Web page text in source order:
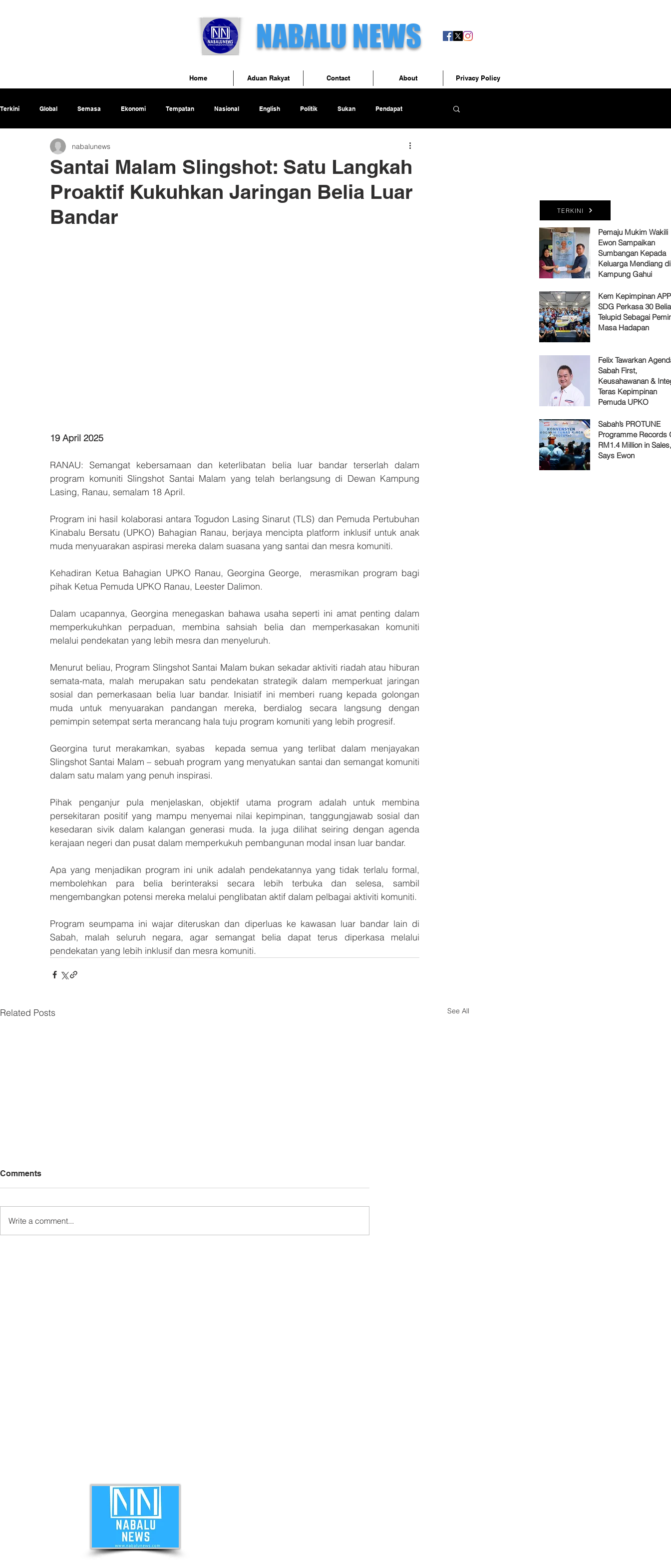
NABALU NEWS
Terkini Global Semasa Ekonomi Tempatan Nasional English Politik Sukan Pendapat
Santai Malam Slingshot: Satu Langkah
Proaktif Kukuhkan Jaringan Belia Luar
Bandar
nabalunews
19 April 2025
RANAU: Semangat kebersamaan dan keterlibatan belia luar bandar terserlah dalam
program komuniti Slingshot Santai Malam yang telah berlangsung di Dewan Kampung
Lasing, Ranau, semalam 18 April.
Program ini hasil kolaborasi antara Togudon Lasing Sinarut (TLS) dan Pemuda Pertubuhan
Kinabalu Bersatu (UPKO) Bahagian Ranau, berjaya mencipta platform inklusif untuk anak
muda menyuarakan aspirasi mereka dalam suasana yang santai dan mesra komuniti.
Kehadiran Ketua Bahagian UPKO Ranau, Georgina George,  merasmikan program bagi
pihak Ketua Pemuda UPKO Ranau, Leester Dalimon.
Dalam ucapannya, Georgina menegaskan bahawa usaha seperti ini amat penting dalam
memperkukuhkan perpaduan, membina sahsiah belia dan memperkasakan komuniti
melalui pendekatan yang lebih mesra dan menyeluruh.
Menurut beliau, Program Slingshot Santai Malam bukan sekadar aktiviti riadah atau hiburan
semata-mata, malah merupakan satu pendekatan strategik dalam memperkuat jaringan
sosial dan pemerkasaan belia luar bandar. Inisiatif ini memberi ruang kepada golongan
muda untuk menyuarakan pandangan mereka, berdialog secara langsung dengan
pemimpin setempat serta merancang hala tuju program komuniti yang lebih progresif.
Georgina turut merakamkan, syabas  kepada semua yang terlibat dalam menjayakan
Slingshot Santai Malam – sebuah program yang menyatukan santai dan semangat komuniti
dalam satu malam yang penuh inspirasi.
Pihak penganjur pula menjelaskan, objektif utama program adalah untuk membina
persekitaran positif yang mampu menyemai nilai kepimpinan, tanggungjawab sosial dan
kesedaran sivik dalam kalangan generasi muda. Ia juga dilihat seiring dengan agenda
kerajaan negeri dan pusat dalam memperkukuh pembangunan modal insan luar bandar.
Apa yang menjadikan program ini unik adalah pendekatannya yang tidak terlalu formal,
membolehkan para belia berinteraksi secara lebih terbuka dan selesa, sambil
mengembangkan potensi mereka melalui penglibatan aktif dalam pelbagai aktiviti komuniti.
Program seumpama ini wajar diteruskan dan diperluas ke kawasan luar bandar lain di
Sabah, malah seluruh negara, agar semangat belia dapat terus diperkasa melalui
pendekatan yang lebih inklusif dan mesra komuniti.
Related Posts See All
Comments
Write a comment...
TERKINI
Pemaju Mukim Wakili
Ewon Sampaikan
Sumbangan Kepada
Keluarga Mendiang di
Kampung Gahui
Kem Kepimpinan
SDG Perkasa 30 Belia
Telupid Sebagai
Masa Hadapan
Felix Tawarkan Agenda
Sabah First,
Keusahawanan &
Teras Kepimpinan
Pemuda UPKO
Sabah’s PROTUNE
Programme Records
RM1.4 Million in Sales,
Says Ewon
Home Aduan Rakyat Contact About Privacy Policy